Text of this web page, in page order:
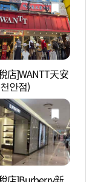
店]WANTT天安
안점)